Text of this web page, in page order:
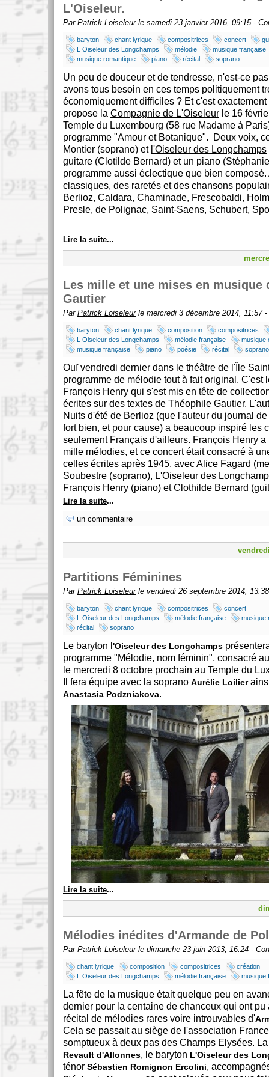
L'Oiseleur.
Par Patrick Loiseleurle samedi 23 janvier 2016, 09:15 -
baryton chant lyrique compositrices concert
L Oiseleur des Longchamps
mélodie
musique française
musique romantique
piano récital soprano
Un peu de douceur et de tendresse, n'est-ce
avons tous besoin en ces temps politiquement
économiquement difficiles ? Et c'est
propose la Compagnie de L'Oiseleur le 16
Temple du Luxembourg (58 rue Madame à
programme "Amour et Botanique". Deux voix,
Montier (soprano) et l'Oiseleur des Longchamps
guitare (Clotilde Bernard) et un piano
programme aussi éclectique que bien composé.
classiques, des raretés et des chansons
Berlioz, Caldara, Chaminade, Frescobaldi,
Presle, de Polignac, Saint-Saens, Schubert,
Lire la suite...
Les mille et une mises en musique
Gautier
Par Patrick Loiseleurle mercredi 3 décembre 2014, 11:57 -
baryton chant lyrique composition
compositrices
L Oiseleur des Longchamps
mélodie française
musique
musique française
piano poésie récital soprano
Ouï vendredi dernier dans le théâtre de l'Île
programme de mélodie tout à fait original. C'est
François Henry qui s'est mis en tête de
écrites sur des textes de Théophile Gautier.
Nuits d'été de Berlioz (que l'auteur du journal
fort bien, et pour cause) a beaucoup inspiré les
seulement Français d'ailleurs. François Henry a
mille mélodies, et ce concert était consacré à
celles écrites après 1945, avec Alice Fagard
Soubestre (soprano), L'Oiseleur des
François Henry (piano) et Clothilde Bernard
Lire la suite...
un commentaire
Partitions Féminines
Par Patrick Loiseleurle vendredi 26 septembre 2014,
baryton chant lyrique compositrices
concert
L Oiseleur des Longchamps
mélodie française
musique
récital
soprano
Le baryton l 'Oiseleur des Longchamps
programme "Mélodie, nom féminin", consacré
le mercredi 8 octobre prochain au Temple du
Il fera équipe avec la soprano Aurélie Loilier
Anastasia Podzniakova.
Lire la suite...
Mélodies inédites d'Armande de
Par Patrick Loiseleurle dimanche 23 juin 2013, 16:24 -
chant lyrique composition compositrices
création
L Oiseleur des Longchamps
mélodie française musique
La fête de la musique était quelque peu en
dernier pour la centaine de chanceux qui ont pu
récital de mélodies rares voire introuvables d'
Cela se passait au siège de l'association
somptueux à deux pas des Champs Elysées.
Revault d'Allonnes, le baryton L'Oiseleur des
ténor Sébastien Romignon Ercolini,